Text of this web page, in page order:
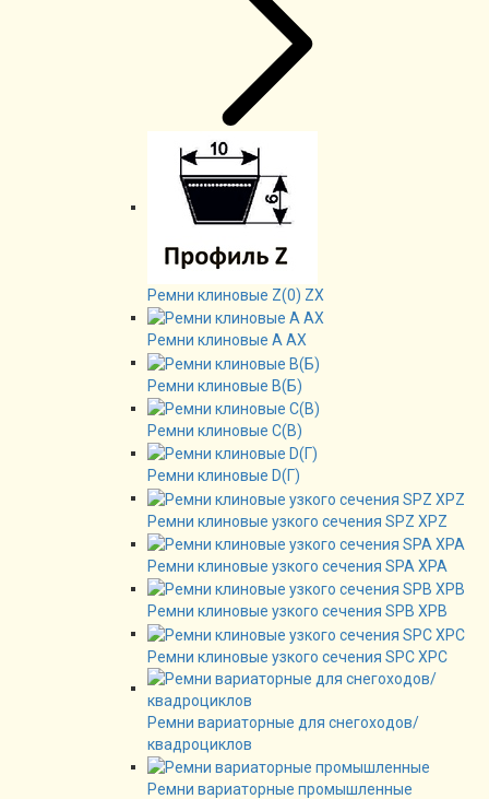
Ремни клиновые Z(0) ZX
Ремни клиновые А AX
Ремни клиновые В(Б)
Ремни клиновые C(B)
Ремни клиновые D(Г)
Ремни клиновые узкого сечения SPZ XPZ
Ремни клиновые узкого сечения SPA XPA
Ремни клиновые узкого сечения SPB XPB
Ремни клиновые узкого сечения SPC XPC
Ремни вариаторные для снегоходов/
квадроциклов
Ремни вариаторные промышленные